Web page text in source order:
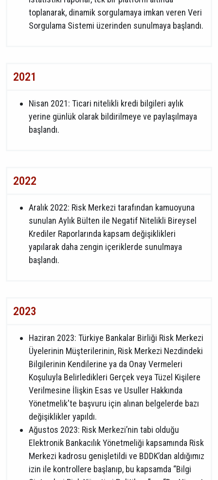
toplanarak, dinamik sorgulamaya imkan veren Veri
Sorgulama Sistemi üzerinden sunulmaya başlandı.
2021
Nisan 2021: Ticari nitelikli kredi bilgileri aylık
yerine günlük olarak bildirilmeye ve paylaşılmaya
başlandı.
2022
Aralık 2022: Risk Merkezi tarafından kamuoyuna
sunulan Aylık Bülten ile Negatif Nitelikli Bireysel
Krediler Raporlarında kapsam değişiklikleri
yapılarak daha zengin içeriklerde sunulmaya
başlandı.
2023
Haziran 2023: Türkiye Bankalar Birliği Risk Merkezi
Üyelerinin Müşterilerinin, Risk Merkezi Nezdindeki
Bilgilerinin Kendilerine ya da Onay Vermeleri
Koşuluyla Belirledikleri Gerçek veya Tüzel Kişilere
Verilmesine İlişkin Esas ve Usuller Hakkında
Yönetmelik'te başvuru için alınan belgelerde bazı
değişiklikler yapıldı.
Ağustos 2023: Risk Merkezi’nin tabi olduğu
Elektronik Bankacılık Yönetmeliği kapsamında Risk
Merkezi kadrosu genişletildi ve BDDK’dan aldığımız
izin ile kontrollere başlanıp, bu kapsamda “Bilgi